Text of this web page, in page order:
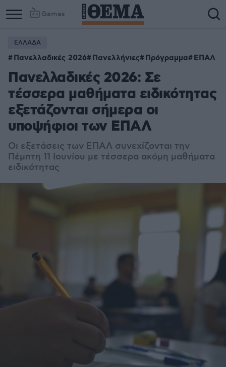
Games
ΕΛΛΑΔΑ
Πανελλαδικές 2026 Πανελλήνιες Πρόγραμμα ΕΠΑΛ
Πανελλαδικές 2026: Σε
τέσσερα μαθήματα ειδικότητας
εξετάζονται σήμερα οι
υποψήφιοι των ΕΠΑΛ
Οι εξετάσεις των ΕΠΑΛ συνεχίζονται την
Πέμπτη 11 Ιουνίου με τέσσερα ακόμη μαθήματα
ειδικότητας